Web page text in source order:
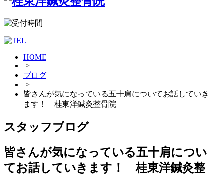
HOME
>
ブログ
>
皆さんが気になっている五十肩についてお話していき
ます！ 桂東洋鍼灸整骨院
スタッフブログ
皆さんが気になっている五十肩につい
てお話していきます！ 桂東洋鍼灸整